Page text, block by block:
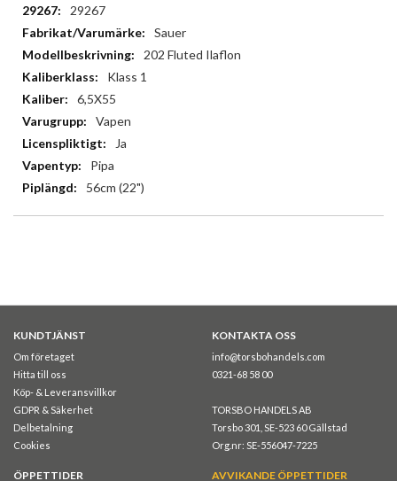
Mer
information
29267
Sauer
202 Fluted Ilaflon
Klass 1
6,5X55
Vapen
Ja
Pipa
56cm (22")
KUNDTJÄNST
Om företaget
Hitta till oss
Köp- & Leveransvillkor
GDPR & Säkerhet
Delbetalning
Cookies
KONTAKTA OSS
info@torsbohandels.com
0321-68 58 00
TORSBO HANDELS AB
Torsbo 301, SE-523 60 Gällstad
Org.nr: SE-556047-7225
ÖPPETTIDER AVVIKANDE ÖPPETTIDER